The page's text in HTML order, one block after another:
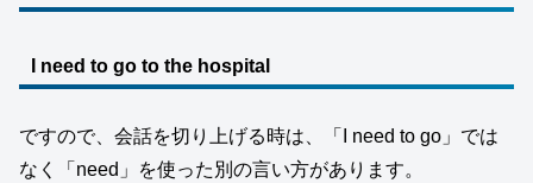
I need to go to the hospital
ですので、会話を切り上げる時は、「I need to go」では
なく「need」を使った別の言い方があります。